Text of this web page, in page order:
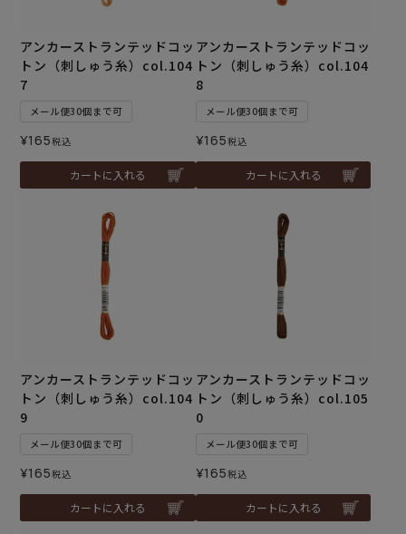
アンカーストランテッドコッ
トン（刺しゅう糸）col.104
7
メール便30個まで可
¥165税込
カートに入れる
アンカーストランテッドコッ
トン（刺しゅう糸）col.104
8
メール便30個まで可
¥165税込
カートに入れる
アンカーストランテッドコッ
トン（刺しゅう糸）col.104
9
メール便30個まで可
¥165税込
カートに入れる
アンカーストランテッドコッ
トン（刺しゅう糸）col.105
0
メール便30個まで可
¥165税込
カートに入れる